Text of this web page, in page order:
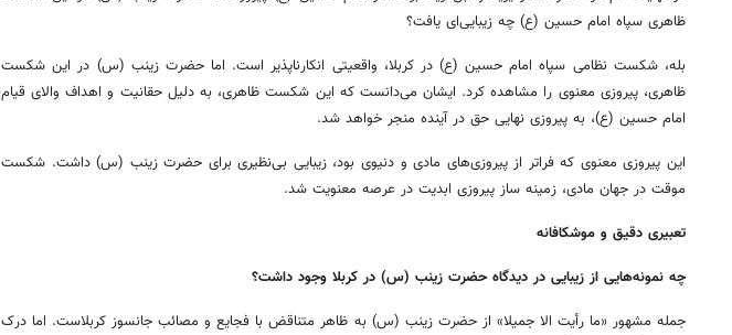
ظاهری سپاه امام حسین (ع) چه زیبایی‌ای یافت؟
بله، شکست نظامی سپاه امام حسین (ع) در کربلا، واقعیتی انکارناپذیر است. اما حضرت زینب (س) در این شکست
ظاهری، پیروزی معنوی را مشاهده کرد. ایشان می‌دانست که این شکست ظاهری، به دلیل حقانیت و اهداف والای قیام
امام حسین (ع)، به پیروزی نهایی حق در آینده منجر خواهد شد.
این پیروزی معنوی که فراتر از پیروزی‌های مادی و دنیوی بود، زیبایی بی‌نظیری برای حضرت زینب (س) داشت. شکست
موقت در جهان مادی، زمینه ساز پیروزی ابدیت در عرصه معنویت شد.
تعبیری دقیق و موشکافانه
چه نمونه‌هایی از زیبایی در دیدگاه حضرت زینب (س) در کربلا وجود داشت؟
جمله مشهور «ما رأیت الا جمیلا» از حضرت زینب (س) به ظاهر متناقض با فجایع و مصائب جانسوز کربلاست. اما درک